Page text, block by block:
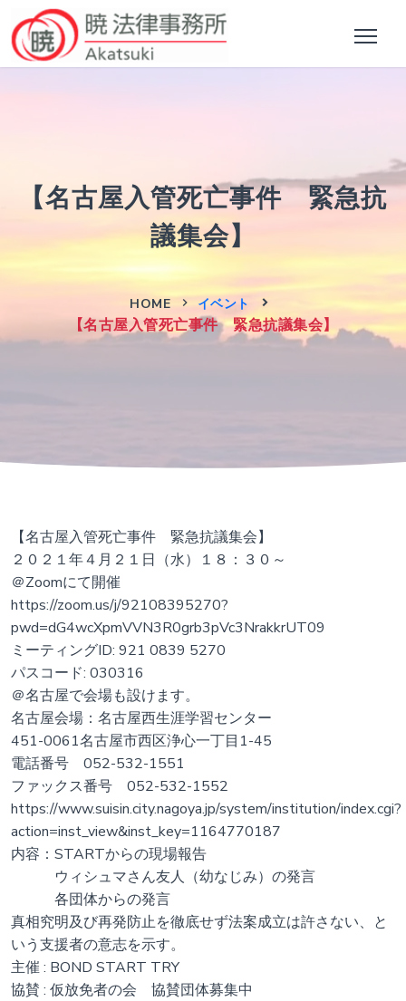
【名古屋入管死亡事件 緊急抗
議集会】
HOME イベント
【名古屋入管死亡事件 緊急抗議集会】
【名古屋入管死亡事件 緊急抗議集会】
２０２１年４月２１日（水）１８：３０～
＠Zoomにて開催
https://zoom.us/j/92108395270?
pwd=dG4wcXpmVVN3R0grb3pVc3NrakkrUT09
ミーティングID: 921 0839 5270
パスコード: 030316
＠名古屋で会場も設けます。
名古屋会場：名古屋西生涯学習センター
451-0061名古屋市西区浄心一丁目1-45
電話番号 052-532-1551
ファックス番号 052-532-1552
https://www.suisin.city.nagoya.jp/system/institution/index.cgi?
action=inst_view&inst_key=1164770187
内容：STARTからの現場報告
ウィシュマさん友人（幼なじみ）の発言
各団体からの発言
真相究明及び再発防止を徹底せず法案成立は許さない、と
いう支援者の意志を示す。
主催 : BOND START TRY
協賛 : 仮放免者の会 協賛団体募集中